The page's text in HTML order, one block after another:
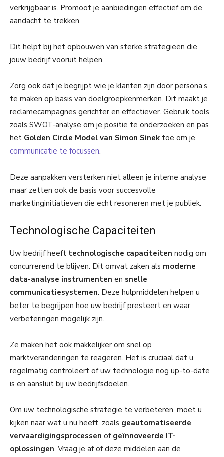
verkrijgbaar is. Promoot je aanbiedingen effectief om de
aandacht te trekken.
Dit helpt bij het opbouwen van sterke strategieën die
jouw bedrijf vooruit helpen.
Zorg ook dat je begrijpt wie je klanten zijn door persona’s
te maken op basis van doelgroepkenmerken. Dit maakt je
reclamecampagnes gerichter en effectiever. Gebruik tools
zoals SWOT-analyse om je positie te onderzoeken en pas
het Golden Circle Model van Simon Sinek toe om je
communicatie te focussen.
Deze aanpakken versterken niet alleen je interne analyse
maar zetten ook de basis voor succesvolle
marketinginitiatieven die echt resoneren met je publiek.
Technologische Capaciteiten
Uw bedrijf heeft technologische capaciteiten nodig om
concurrerend te blijven. Dit omvat zaken als moderne
data-analyse instrumenten en snelle
communicatiesystemen. Deze hulpmiddelen helpen u
beter te begrijpen hoe uw bedrijf presteert en waar
verbeteringen mogelijk zijn.
Ze maken het ook makkelijker om snel op
marktveranderingen te reageren. Het is cruciaal dat u
regelmatig controleert of uw technologie nog up-to-date
is en aansluit bij uw bedrijfsdoelen.
Om uw technologische strategie te verbeteren, moet u
kijken naar wat u nu heeft, zoals geautomatiseerde
vervaardigingsprocessen of geïnnoveerde IT-
oplossingen. Vraag je af of deze middelen aan de